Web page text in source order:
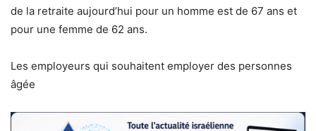
de la retraite aujourd’hui pour un homme est de 67 ans et
pour une femme de 62 ans.
Les employeurs qui souhaitent employer des personnes
âgée